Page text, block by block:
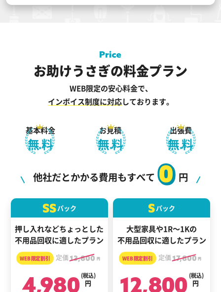
お助けうさぎの料金プラン
WEB限定の安心料金で、
インボイス制度に対応しております。
基本料金
無料
お見積
無料
出張費
無料
他社だとかかる費用もすべて
0
円
SSパック
押し入れなどちょっとした
不用品回収に適したプラン
定価13,800 円
4,980 円
(税込)
Sパック
大型家具や1R～1Kの
不用品回収に適したプラン
定価17,800 円
12,800 円
(税込)